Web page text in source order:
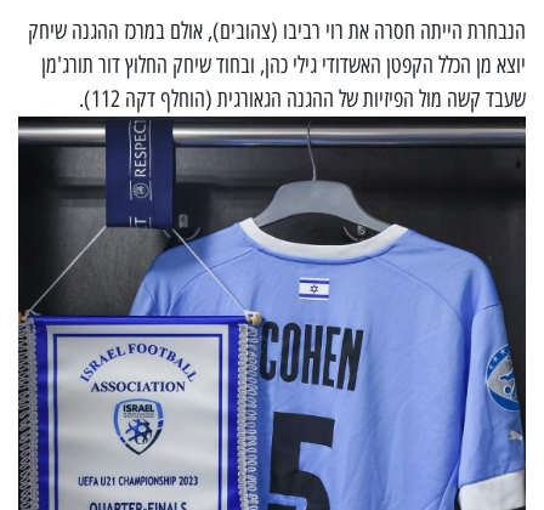
הנבחרת הייתה חסרה את רוי רביבו (צהובים), אולם במרכז ההגנה שיחק
יוצא מן הכלל הקפטן האשדודי גילי כהן, ובחוד שיחק החלוץ דור תורג'מן
שעבד קשה מול הפיזיות של ההגנה הגאורגית (הוחלף דקה 112).